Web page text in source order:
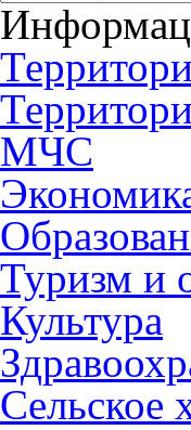
МЧС
Туризм и
Культура
Сельское